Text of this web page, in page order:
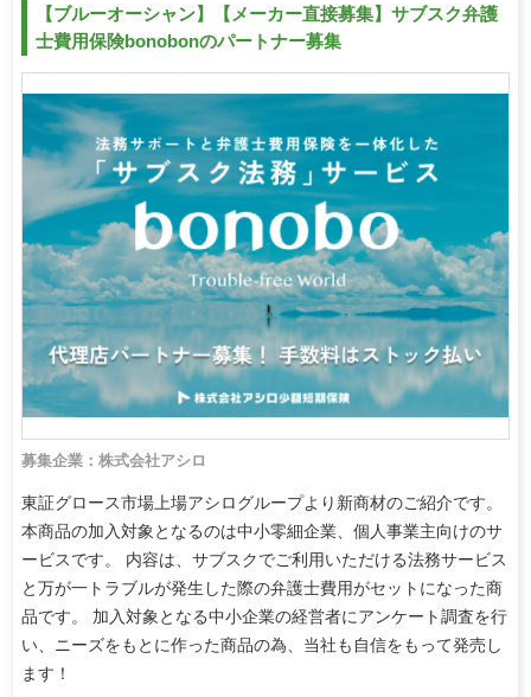
【ブルーオーシャン】【メーカー直接募集】サブスク弁護
士費用保険bonobonのパートナー募集
募集企業：株式会社アシロ
東証グロース市場上場アシログループより新商材のご紹介です。
本商品の加入対象となるのは中小零細企業、個人事業主向けのサ
ービスです。 内容は、サブスクでご利用いただける法務サービス
と万が一トラブルが発生した際の弁護士費用がセットになった商
品です。 加入対象となる中小企業の経営者にアンケート調査を行
い、ニーズをもとに作った商品の為、当社も自信をもって発売し
ます！